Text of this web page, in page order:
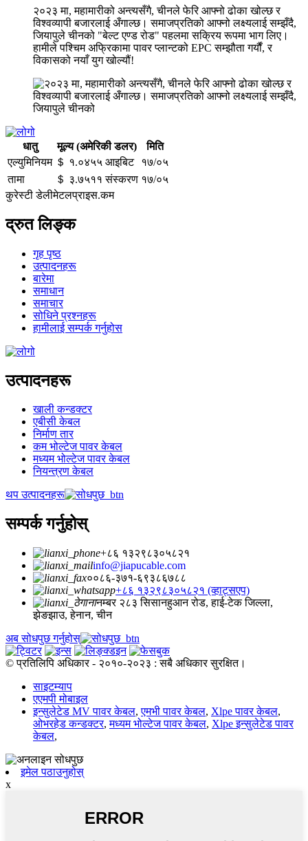
२०२३ मा, महामारीको अन्त्यसँगै, चीनले फेरि आफ्नो ढोका खोल्छ र
विश्वव्यापी बजारलाई अँगाल्छ। समाजप्रतिको आफ्नो लक्ष्यलाई सम्झँदै,
जियापुले चीनको "बेल्ट एण्ड रोड" पहलमा सक्रिय रूपमा भाग लिए।
हामीले पश्चिम अफ्रिकामा पावर प्लान्टको EPC सम्झौता गर्यौं, र
विकासको नयाँ युग खोल्यौं!
धातु मूल्य (अमेरिकी डलर)
मिति
एल्युमिनियम ＄ १.०४५५ आइबिट
१७/०५
तामा
＄ ३.७५११ संस्करण १७/०५
कुरेस्टी डेलीमेटलप्राइस.कम
द्रुत लिङ्क
गृह पृष्ठ
उत्पादनहरू
बारेमा
समाधान
समाचार
सोधिने प्रश्नहरू
हामीलाई सम्पर्क गर्नुहोस
उत्पादनहरू
खाली कन्डक्टर
एबीसी केबल
निर्माण तार
कम भोल्टेज पावर केबल
मध्यम भोल्टेज पावर केबल
नियन्त्रण केबल
थप उत्पादनहरू
सम्पर्क गर्नुहोस्
+८६ १३२९८३०५८२१
info@jiapucable.com
००८६-३७१-६९३८६७८८
+८६ १३२९८३०५८२१ (व्हाट्सएप)
नम्बर २८३ सिसानहुआन रोड, हाई-टेक जिल्ला,
झेङझाउ, हेनान, चीन
अब सोधपुछ गर्नुहोस्
© प्रतिलिपि अधिकार - २०१०-२०२३ : सबै अधिकार सुरक्षित।
साइटम्याप
एएमपी मोबाइल
इन्सुलेटेड MV पावर केबल,एमभी पावर केबल, Xlpe पावर केबल,
ओभरहेड कन्डक्टर,मध्यम भोल्टेज पावर केबल, Xlpe इन्सुलेटेड पावर
केबल,
इमेल पठाउनुहोस्
x